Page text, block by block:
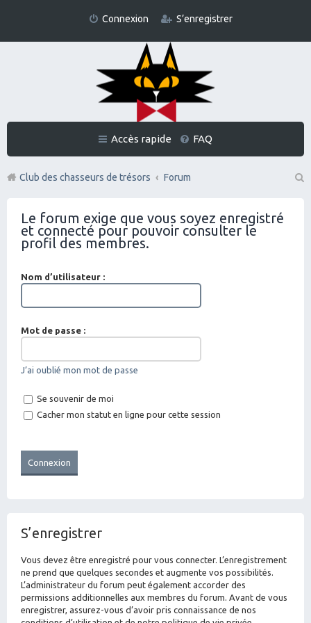
Connexion S’enregistrer
Accès rapide FAQ
Club des chasseurs de trésors
Forum
Le forum exige que vous soyez enregistré
et connecté pour pouvoir consulter le
profil des membres.
Nom d’utilisateur :
Mot de passe :
J’ai oublié mon mot de passe
Se souvenir de moi
Cacher mon statut en ligne pour cette session
S’enregistrer
Vous devez être enregistré pour vous connecter. L’enregistrement
ne prend que quelques secondes et augmente vos possibilités.
L’administrateur du forum peut également accorder des
permissions additionnelles aux membres du forum. Avant de vous
enregistrer, assurez-vous d’avoir pris connaissance de nos